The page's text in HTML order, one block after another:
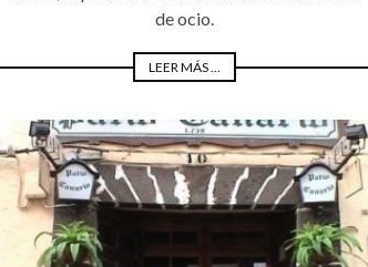
de ocio.
LEER MÁS ...